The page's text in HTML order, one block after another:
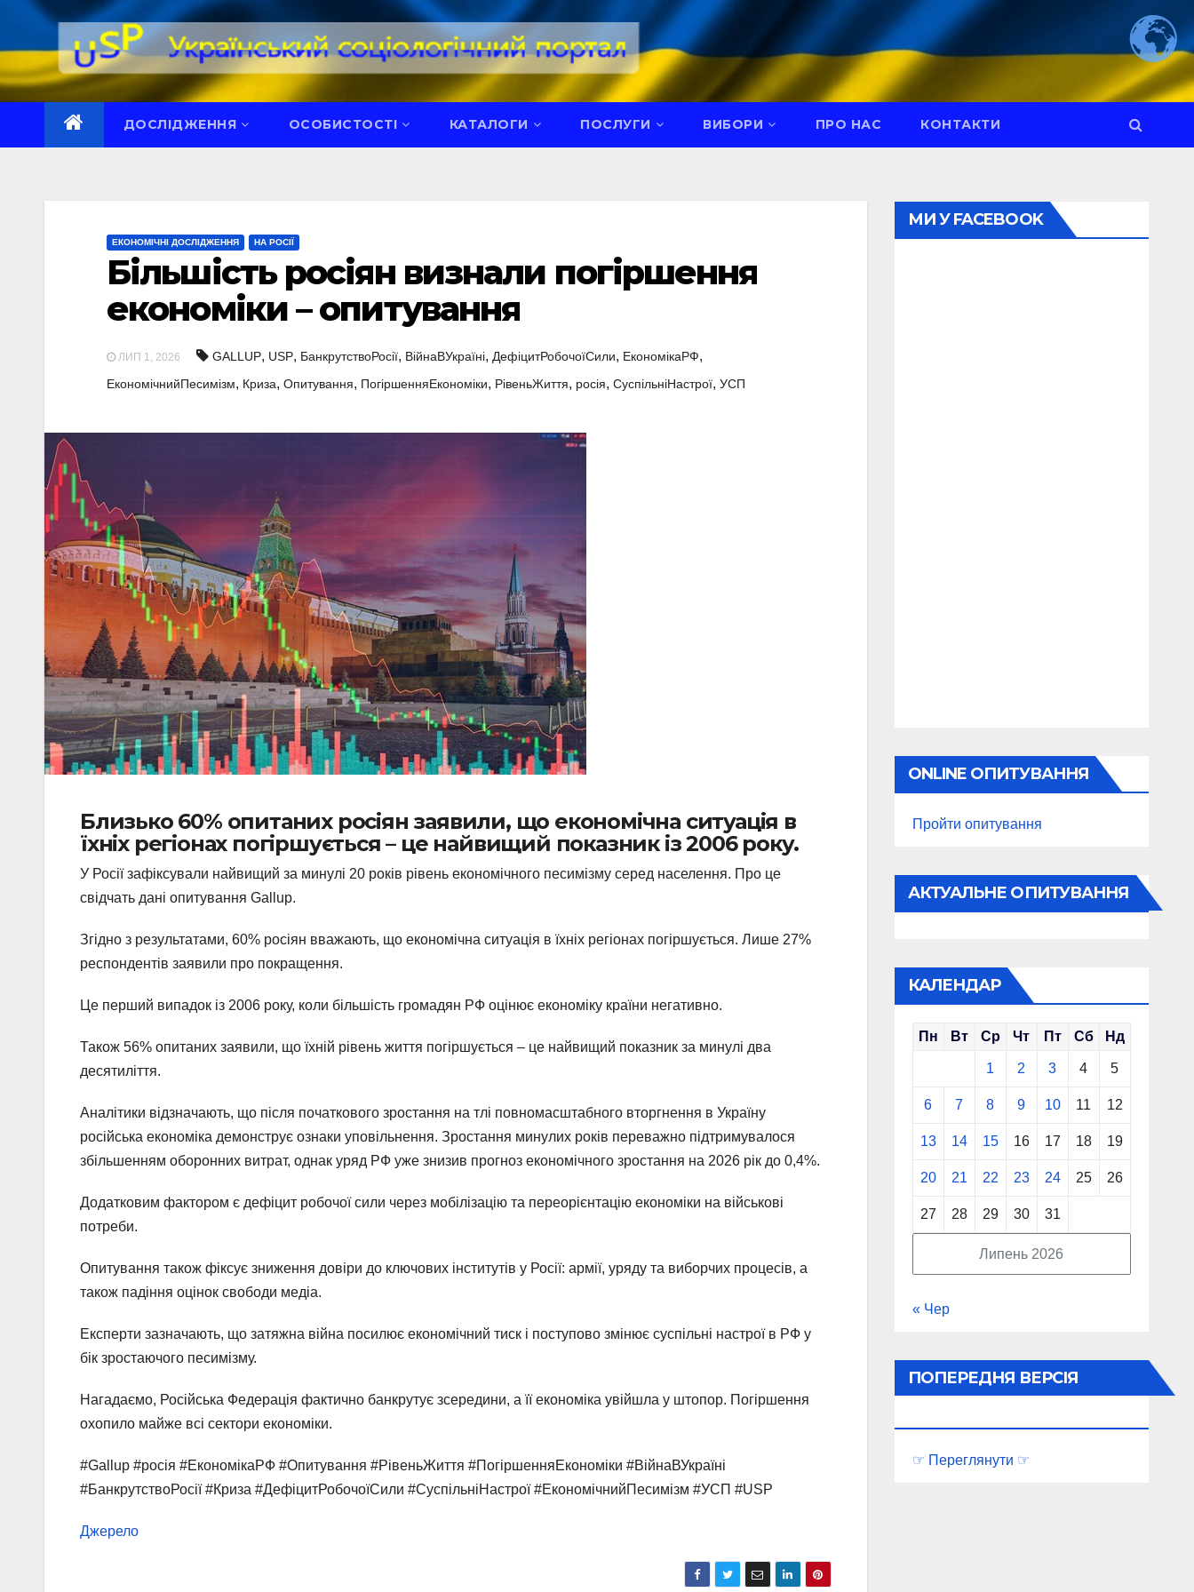
Перейти
вмісту
ДОСЛІДЖЕННЯ ОСОБИСТОСТІ КАТАЛОГИ ПОСЛУГИ ВИБОРИ ПРО НАС КОНТАКТИ
ЕКОНОМІЧНІ ДОСЛІДЖЕННЯ НА РОСІЇ
Більшість росіян визнали погіршення
економіки – опитування
ЛИП 1, 2026 GALLUP, USP, БанкрутствоРосії, ВійнаВУкраїні, ДефіцитРобочоїСили, ЕкономікаРФ,
ЕкономічнийПесимізм, Криза, Опитування, ПогіршенняЕкономіки, РівеньЖиття, росія, СуспільніНастрої, УСП
Близько 60% опитаних росіян заявили, що економічна ситуація в
їхніх регіонах погіршується – це найвищий показник із 2006 року.
У Росії зафіксували найвищий за минулі 20 років рівень економічного песимізму серед населення. Про це
свідчать дані опитування Gallup.
Згідно з результатами, 60% росіян вважають, що економічна ситуація в їхніх регіонах погіршується. Лише 27%
респондентів заявили про покращення.
Це перший випадок із 2006 року, коли більшість громадян РФ оцінює економіку країни негативно.
Також 56% опитаних заявили, що їхній рівень життя погіршується – це найвищий показник за минулі два
десятиліття.
Аналітики відзначають, що після початкового зростання на тлі повномасштабного вторгнення в Україну
російська економіка демонструє ознаки уповільнення. Зростання минулих років переважно підтримувалося
збільшенням оборонних витрат, однак уряд РФ уже знизив прогноз економічного зростання на 2026 рік до 0,4%.
Додатковим фактором є дефіцит робочої сили через мобілізацію та переорієнтацію економіки на військові
потреби.
Опитування також фіксує зниження довіри до ключових інститутів у Росії: армії, уряду та виборчих процесів, а
також падіння оцінок свободи медіа.
Експерти зазначають, що затяжна війна посилює економічний тиск і поступово змінює суспільні настрої в РФ у
бік зростаючого песимізму.
Нагадаємо, Російська Федерація фактично банкрутує зсередини, а її економіка увійшла у штопор. Погіршення
охопило майже всі сектори економіки.
#Gallup #росія #ЕкономікаРФ #Опитування #РівеньЖиття #ПогіршенняЕкономіки #ВійнаВУкраїні
#БанкрутствоРосії #Криза #ДефіцитРобочоїСили #СуспільніНастрої #ЕкономічнийПесимізм #УСП #USP
Джерело
МИ У FACEBOOK
ONLINE ОПИТУВАННЯ
Пройти опитування
АКТУАЛЬНЕ ОПИТУВАННЯ
КАЛЕНДАР
Липень 2026
Пн Вт Ср Чт Пт Сб Нд
1 2 3 4 5
6 7 8 9 10 11 12
13 14 15 16 17 18 19
20 21 22 23 24 25 26
27 28 29 30 31
« Чер
ПОПЕРЕДНЯ ВЕРСІЯ
☞ Переглянути ☞